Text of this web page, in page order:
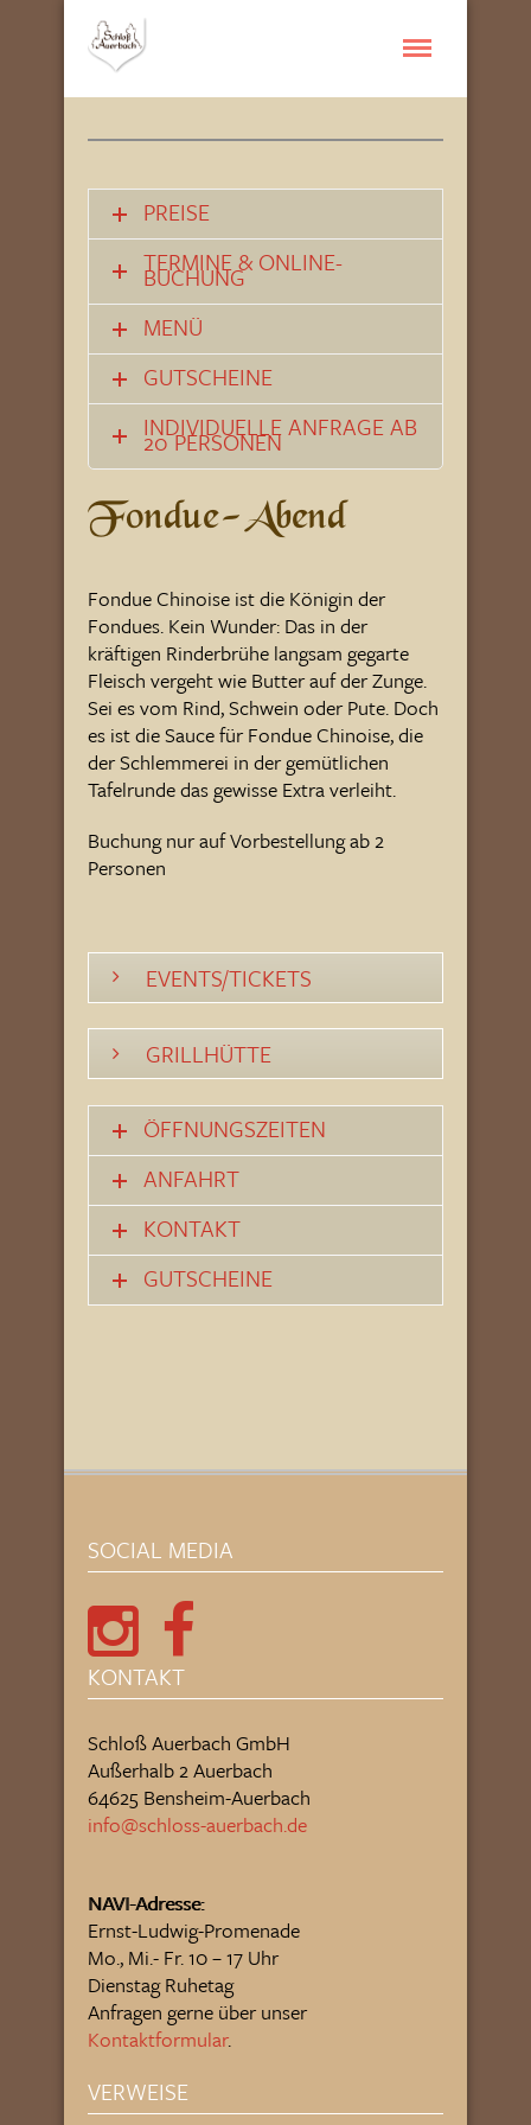
PREISE
TERMINE & ONLINE-
BUCHUNG
MENÜ
GUTSCHEINE
INDIVIDUELLE ANFRAGE AB
20 PERSONEN
Fondue-Abend
Fondue Chinoise ist die Königin der
Fondues. Kein Wunder: Das in der
kräftigen Rinderbrühe langsam gegarte
Fleisch vergeht wie Butter auf der Zunge.
Sei es vom Rind, Schwein oder Pute. Doch
es ist die Sauce für Fondue Chinoise, die
der Schlemmerei in der gemütlichen
Tafelrunde das gewisse Extra verleiht.
Buchung nur auf Vorbestellung ab 2
Personen
EVENTS/TICKETS
GRILLHÜTTE
ÖFFNUNGSZEITEN
ANFAHRT
KONTAKT
GUTSCHEINE
SOCIAL MEDIA
KONTAKT
Schloß Auerbach GmbH
Außerhalb 2 Auerbach
64625 Bensheim-Auerbach
info@schloss-auerbach.de
NAVI-Adresse:
Ernst-Ludwig-Promenade
Mo., Mi.- Fr. 10 – 17 Uhr
Dienstag Ruhetag
Anfragen gerne über unser
Kontaktformular.
VERWEISE